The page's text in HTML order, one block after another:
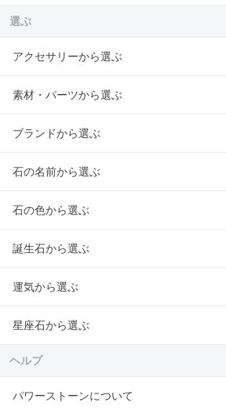
選ぶ
アクセサリーから選ぶ
素材・パーツから選ぶ
ブランドから選ぶ
石の名前から選ぶ
石の色から選ぶ
誕生石から選ぶ
運気から選ぶ
星座石から選ぶ
ヘルプ
パワーストーンについて